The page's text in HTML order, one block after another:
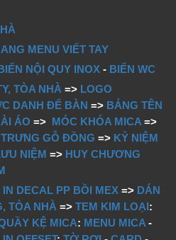
MENU VIẾT TAY
NỘI QUY INOX - BIỂN WC
TÒA NHÀ => LOGO
DANH ĐỂ BÀN => BẢNG TÊN
ÁO => MÓC KHÓA MICA =>
GỖ ĐỒNG => KỶ NIỆM
NIỆM => HUY CHƯƠNG
IN DECAL PP BỒI MEX => DÁN
TÒA NHÀ => TEM KIM LOẠI:
KỆ MICA: MENU MICA -